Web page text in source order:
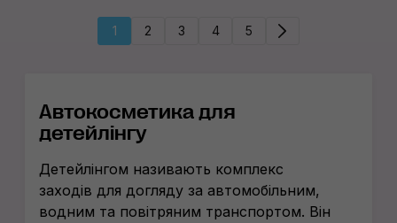
1 2 3 4 5
Автокосметика для
детейлінгу
Детейлінгом називають комплекс
заходів для догляду за автомобільним,
водним та повітряним транспортом. Він